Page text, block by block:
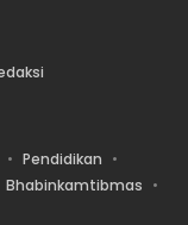
Pendidikan
Bhabinkamtibmas